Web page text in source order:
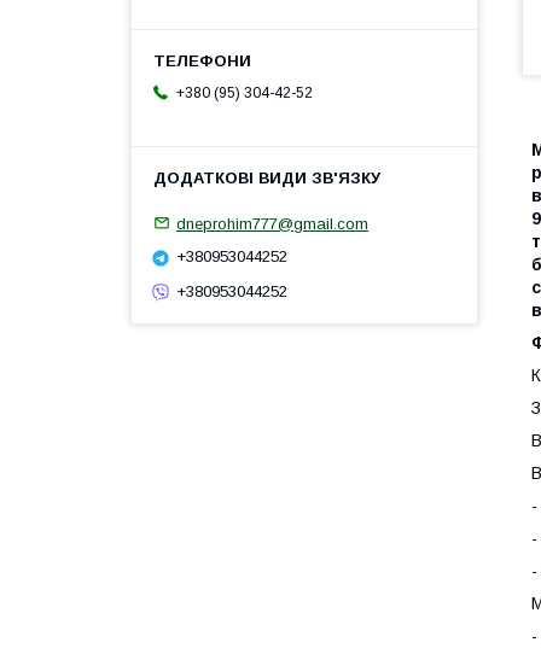
-
-
-
-
+380 (95) 304-42-52
dneprohim777@gmail.com
+380953044252
+380953044252